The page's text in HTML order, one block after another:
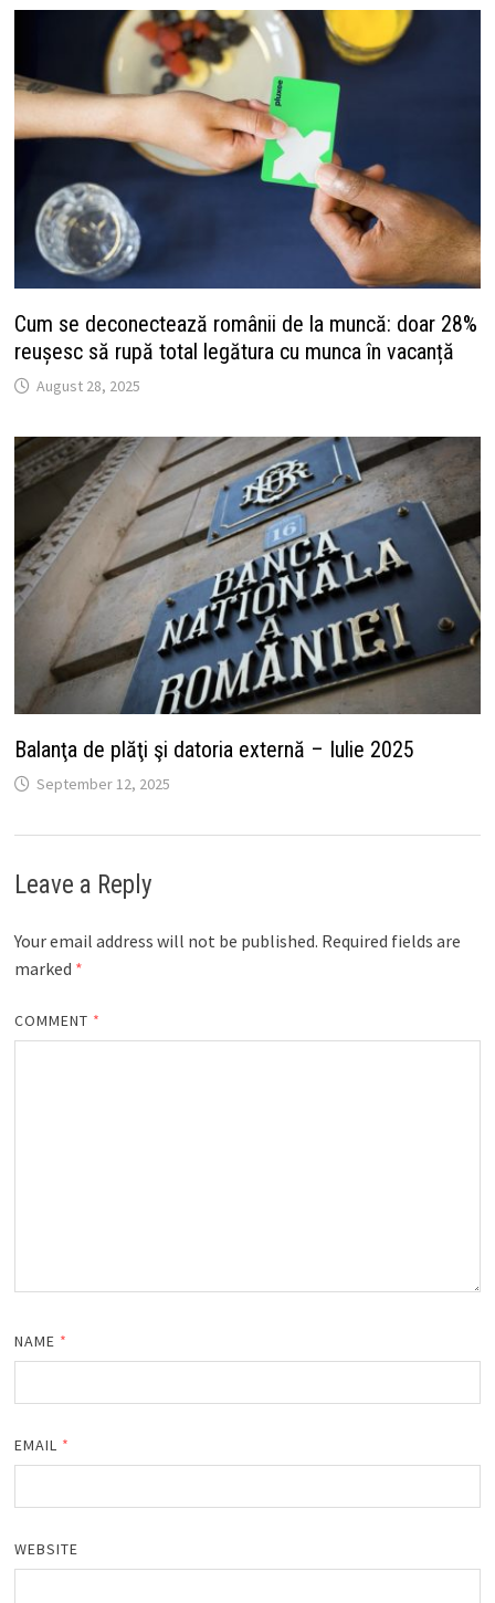
Cum se deconectează românii de la muncă: doar 28%
reușesc să rupă total legătura cu munca în vacanță
August 28, 2025
Balanţa de plăţi şi datoria externă – Iulie 2025
September 12, 2025
Leave a Reply
Your email address will not be published. Required fields are
marked *
COMMENT *
NAME *
EMAIL *
WEBSITE